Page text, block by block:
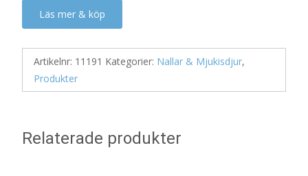
Läs mer & köp
Artikelnr: 11191 Kategorier: Nallar & Mjukisdjur,
Produkter
Relaterade produkter